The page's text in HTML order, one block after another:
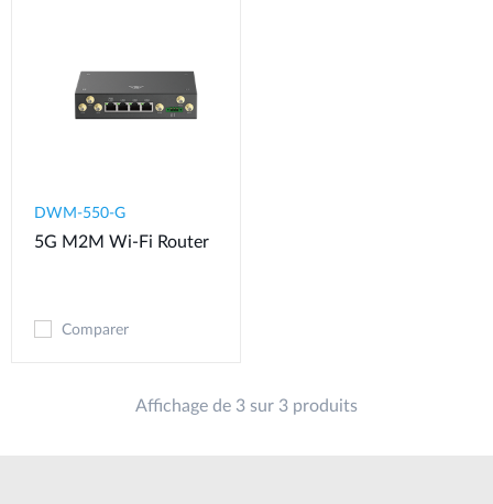
DWM-550-G
5G M2M Wi-Fi Router
Comparer
Affichage de 3 sur 3 produits